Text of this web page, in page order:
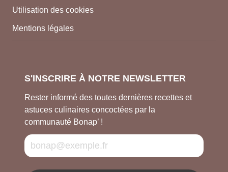
Utilisation des cookies
Mentions légales
S'INSCRIRE À NOTRE NEWSLETTER
Rester informé des toutes dernières recettes et
astuces culinaires concoctées par la
communauté Bonap’ !